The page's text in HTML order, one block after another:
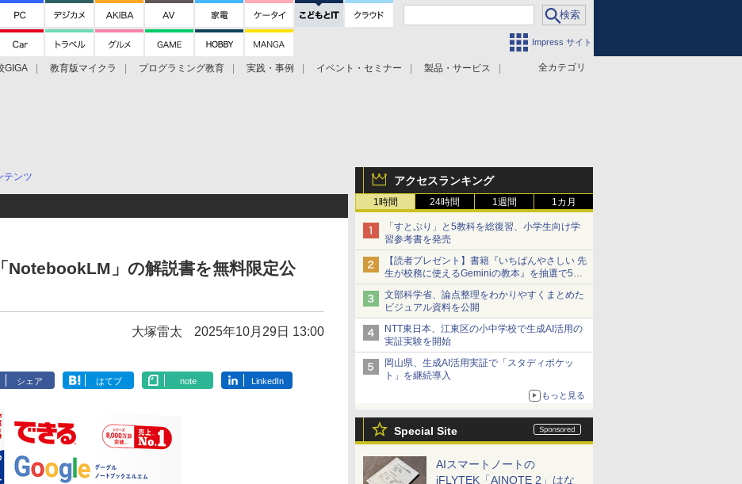
Impress サイト
全カテゴリ
GIGA 教育版マイクラ プログラミング教育 実践・事例 イベント・セミナー 製品・サービス
アクセスランキング
1時間 24時間 1週間 1カ月
「すとぷり」と5教科を総復習、小学生向け学
習参考書を発売
【読者プレゼント】書籍『いちばんやさしい 先
生が校務に使えるGeminiの教本』を抽選で5名
様にプレゼント ――応募締切は2026年8月12
日（水）まで
文部科学省、論点整理をわかりやすくまとめた
ビジュアル資料を公開
NTT東日本、江東区の小中学校で生成AI活用の
実証実験を開始
岡山県、生成AI活用実証で「スタディポケッ
ト」を継続導入
もっと見る
Special Site
AIスマートノートの
iFLYTEK「AINOTE 2」はな
テンツ
NotebookLM」の解説書を無料限定公
大塚雷太 2025年10月29日 13:00
シェア はてブ note LinkedIn